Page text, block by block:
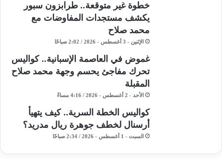
خطوة غير متوقعة.. طرابزون سبور
يكشف مستجدات المفاوضات مع
محمد صلاح
الإثنين - 3 أغسطس - 2026 / 2:02 صباحًا
غموض في العاصمة الإسبانية.. كواليس
تحرك مفاجئ يحسم وجهة محمد صلاح
المقبلة
الأحد - 2 أغسطس - 2026 / 4:16 مساءً
كواليس الخطة السرية.. كيف يتهيأ
أرسنال لخطف جوهرة ريال مدريد؟
السبت - 1 أغسطس - 2026 / 2:34 صباحًا